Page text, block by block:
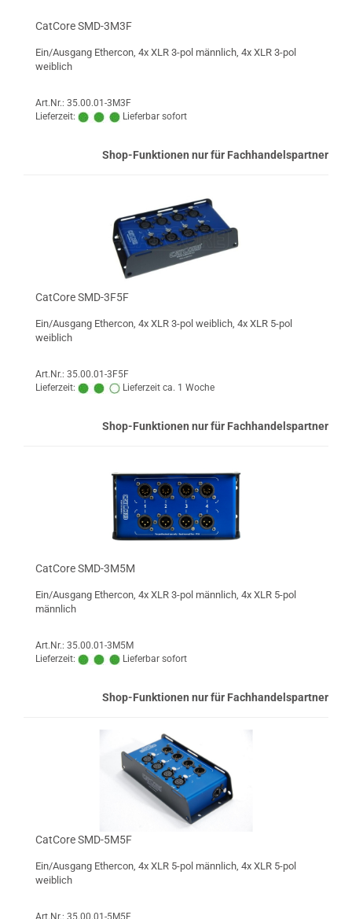
CatCore SMD-3M3F
Ein/Ausgang Ethercon, 4x XLR 3-pol männlich, 4x XLR 3-pol
weiblich
Art.Nr.: 35.00.01-3M3F
Lieferzeit:
Lieferbar sofort
Shop-Funktionen nur für Fachhandelspartner
CatCore SMD-3F5F
Ein/Ausgang Ethercon, 4x XLR 3-pol weiblich, 4x XLR 5-pol
weiblich
Art.Nr.: 35.00.01-3F5F
Lieferzeit:
Lieferzeit ca. 1 Woche
Shop-Funktionen nur für Fachhandelspartner
CatCore SMD-3M5M
Ein/Ausgang Ethercon, 4x XLR 3-pol männlich, 4x XLR 5-pol
männlich
Art.Nr.: 35.00.01-3M5M
Lieferzeit:
Lieferbar sofort
Shop-Funktionen nur für Fachhandelspartner
CatCore SMD-5M5F
Ein/Ausgang Ethercon, 4x XLR 5-pol männlich, 4x XLR 5-pol
weiblich
Art.Nr.: 35.00.01-5M5F